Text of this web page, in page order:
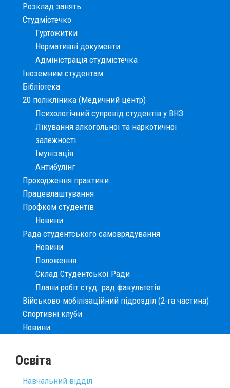
Розклад занять
Студмістечко
Гуртожитки
Нормативні документи
Адміністрація студмістечка
Іноземним студентам
Бібліотека
20 полікліника (Медичний центр)
Психологічний супровід студентів у ВНЗ
Лікування алкогольної та наркотичної
залежності
Імунізація
Антибулінг
Проходження практики
Працевлаштування
Профком студентів
Новини
Рада студентського самоврядування
Новини
Положення
Склад Студентської Ради
Плани робіт студ. рад факультетів
Військово-мобілізаційний підрозділ (2-га частина)
Спортивні клуби
Новини
Освіта
Навчальний відділ